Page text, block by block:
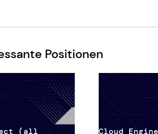
Positionen
(all Cloud